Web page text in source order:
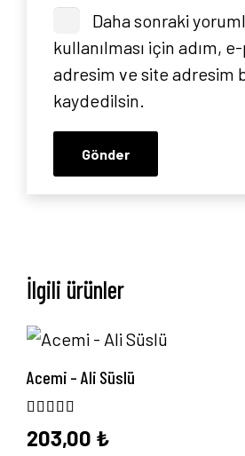
Daha sonraki
kullanılması için adım,
adresim ve site adresim
kaydedilsin.
İlgili ürünler
Acemi – Ali Süslü
203,00 ₺